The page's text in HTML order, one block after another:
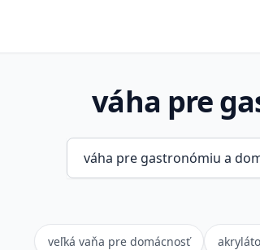
váha pre
veľká vaňa pre domácnosť